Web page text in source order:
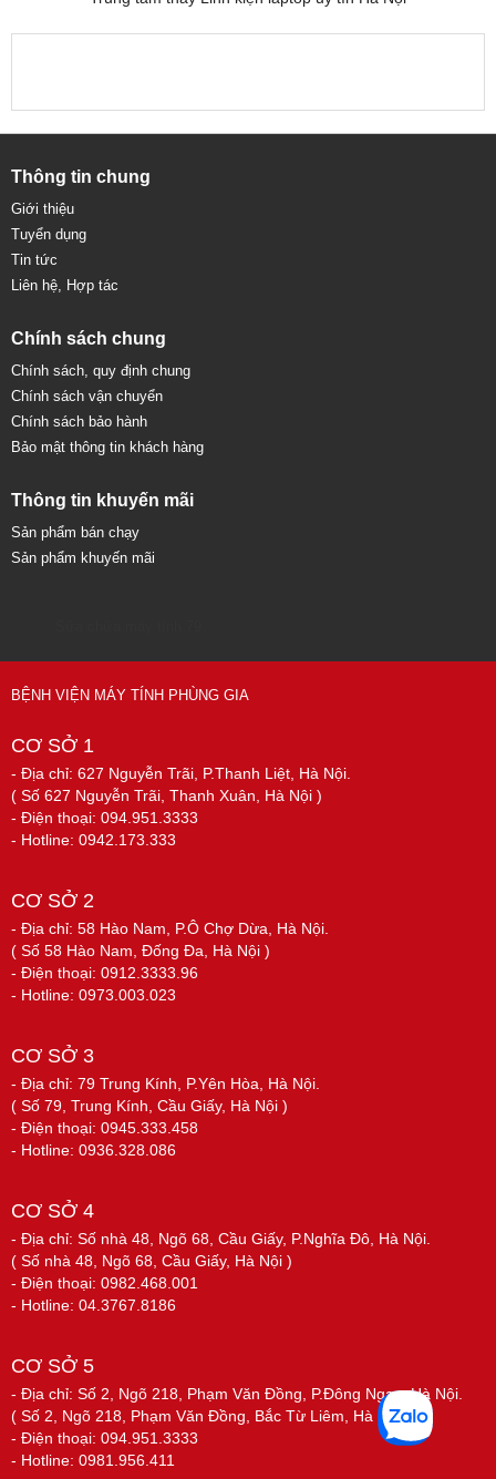
Thông tin chung
Giới thiệu
Tuyển dụng
Tin tức
Liên hệ, Hợp tác
Chính sách chung
Chính sách, quy định chung
Chính sách vận chuyển
Chính sách bảo hành
Bảo mật thông tin khách hàng
Thông tin khuyến mãi
Sản phẩm bán chạy
Sản phẩm khuyến mãi
BỆNH VIỆN MÁY TÍNH PHÙNG GIA
CƠ SỞ 1
- Địa chỉ: 627 Nguyễn Trãi, P.Thanh Liệt, Hà Nội.
( Số 627 Nguyễn Trãi, Thanh Xuân, Hà Nội )
- Điện thoại: 094.951.3333
- Hotline: 0942.173.333
CƠ SỞ 2
- Địa chỉ: 58 Hào Nam, P.Ô Chợ Dừa, Hà Nội.
( Số 58 Hào Nam, Đống Đa, Hà Nội )
- Điện thoại: 0912.3333.96
- Hotline: 0973.003.023
CƠ SỞ 3
- Địa chỉ: 79 Trung Kính, P.Yên Hòa, Hà Nội.
( Số 79, Trung Kính, Cầu Giấy, Hà Nội )
- Điện thoại: 0945.333.458
- Hotline: 0936.328.086
CƠ SỞ 4
- Địa chỉ: Số nhà 48, Ngõ 68, Cầu Giấy, P.Nghĩa Đô, Hà Nội.
( Số nhà 48, Ngõ 68, Cầu Giấy, Hà Nội )
- Điện thoại: 0982.468.001
- Hotline: 04.3767.8186
CƠ SỞ 5
- Địa chỉ: Số 2, Ngõ 218, Phạm Văn Đồng, P.Đông Ngạc, Hà Nội.
( Số 2, Ngõ 218, Phạm Văn Đồng, Bắc Từ Liêm, Hà Nội )
- Điện thoại: 094.951.3333
- Hotline: 0981.956.411